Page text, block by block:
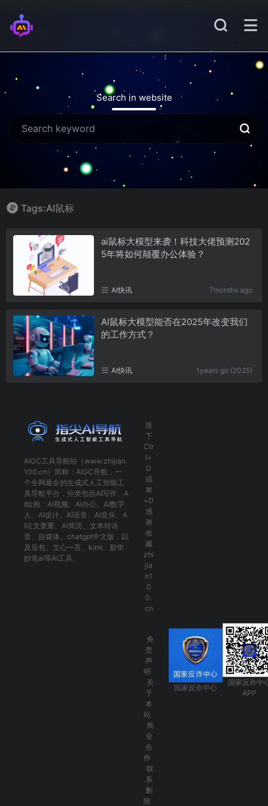
Search in website
Tags:AI鼠标
ai鼠标大模型来袭！科技大佬预测202
5年将如何颠覆办公体验？
AI快讯 7months ago
AI鼠标大模型能否在2025年改变我们
的工作方式？
AI快讯 1years go (2025)
AIGC工具导航站（www.zhijian
100.cn）简称： AIGC导航 ，一
个全网最全的生成式人工智能工
具导航平台，分类包括AI写作 、 A
I绘画 、 AI视频 、 AI办公 、 AI数字
人 、 AI设计、 AI语音、 AI音乐、 A
I论文查重 、 AI简历 、 文本转语
音、 自媒体 、 chatgpt中文版 ，以
及 豆包、 文心一言 、 kimi 、 新华
妙笔ai等AI工具。
按
下
Ctr
l+
D
或
⌘
+D
感
谢
收
藏
zhi
jia
n1
0
0.
cn
免
责
声
明
关
于
本
站
商
业
合
作
联
系
删
除
国家反诈中心
国家反诈中
APP